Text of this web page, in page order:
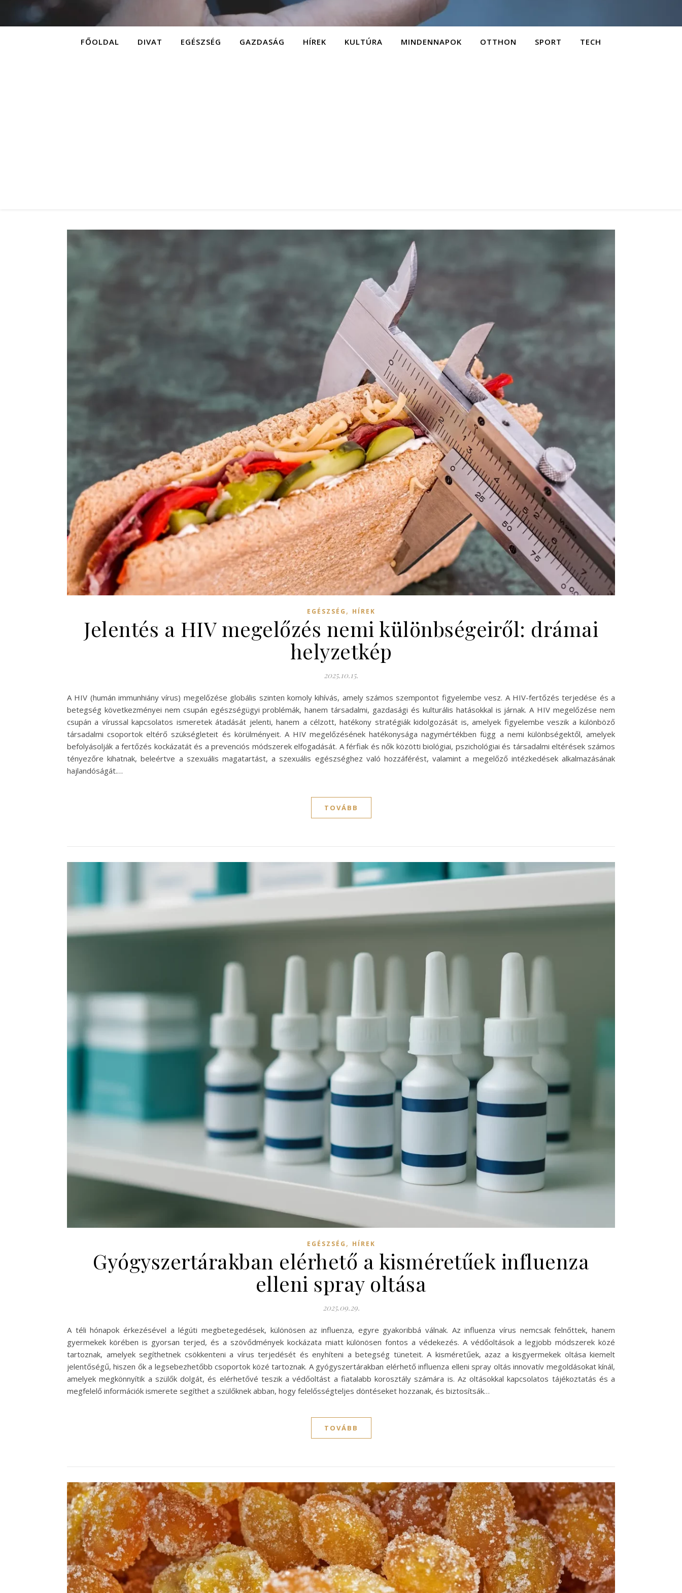
FŐOLDAL DIVAT EGÉSZSÉG GAZDASÁG HÍREK KULTÚRA MINDENNAPOK OTTHON SPORT TECH
EGÉSZSÉG , HÍREK
Jelentés a HIV megelőzés nemi különbségeiről: drámai
helyzetkép
2025.10.15.
A HIV (humán immunhiány vírus) megelőzése globális szinten komoly kihívás, amely számos szempontot figyelembe vesz. A HIV-fertőzés terjedése és a
betegség következményei nem csupán egészségügyi problémák, hanem társadalmi, gazdasági és kulturális hatásokkal is járnak. A HIV megelőzése nem
csupán a vírussal kapcsolatos ismeretek átadását jelenti, hanem a célzott, hatékony stratégiák kidolgozását is, amelyek figyelembe veszik a különböző
társadalmi csoportok eltérő szükségleteit és körülményeit. A HIV megelőzésének hatékonysága nagymértékben függ a nemi különbségektől, amelyek
befolyásolják a fertőzés kockázatát és a prevenciós módszerek elfogadását. A férfiak és nők közötti biológiai, pszichológiai és társadalmi eltérések számos
tényezőre kihatnak, beleértve a szexuális magatartást, a szexuális egészséghez való hozzáférést, valamint a megelőző intézkedések alkalmazásának
hajlandóságát.…
TOVÁBB
EGÉSZSÉG , HÍREK
Gyógyszertárakban elérhető a kisméretűek influenza
elleni spray oltása
2025.09.29.
A téli hónapok érkezésével a légúti megbetegedések, különösen az influenza, egyre gyakoribbá válnak. Az influenza vírus nemcsak felnőttek, hanem
gyermekek körében is gyorsan terjed, és a szövődmények kockázata miatt különösen fontos a védekezés. A védőoltások a legjobb módszerek közé
tartoznak, amelyek segíthetnek csökkenteni a vírus terjedését és enyhíteni a betegség tüneteit. A kisméretűek, azaz a kisgyermekek oltása kiemelt
jelentőségű, hiszen ők a legsebezhetőbb csoportok közé tartoznak. A gyógyszertárakban elérhető influenza elleni spray oltás innovatív megoldásokat kínál,
amelyek megkönnyítik a szülők dolgát, és elérhetővé teszik a védőoltást a fiatalabb korosztály számára is. Az oltásokkal kapcsolatos tájékoztatás és a
megfelelő információk ismerete segíthet a szülőknek abban, hogy felelősségteljes döntéseket hozzanak, és biztosítsák…
TOVÁBB